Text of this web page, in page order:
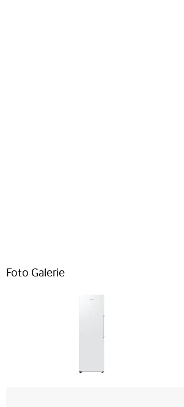
Foto Galerie